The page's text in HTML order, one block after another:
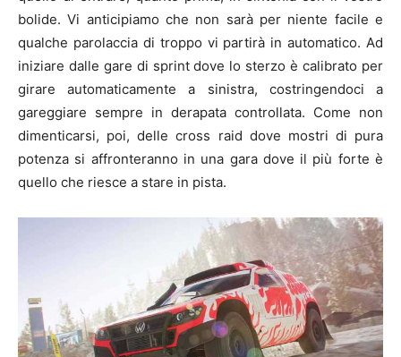
bolide. Vi anticipiamo che non sarà per niente facile e
qualche parolaccia di troppo vi partirà in automatico. Ad
iniziare dalle gare di sprint dove lo sterzo è calibrato per
girare automaticamente a sinistra, costringendoci a
gareggiare sempre in derapata controllata. Come non
dimenticarsi, poi, delle cross raid dove mostri di pura
potenza si affronteranno in una gara dove il più forte è
quello che riesce a stare in pista.